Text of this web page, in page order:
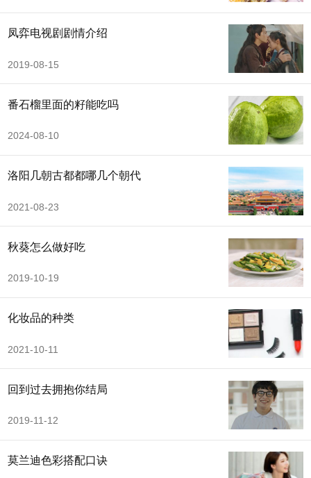
凤弈电视剧剧情介绍
2019-08-15
番石榴里面的籽能吃吗
2024-08-10
洛阳几朝古都都哪几个朝代
2021-08-23
秋葵怎么做好吃
2019-10-19
化妆品的种类
2021-10-11
回到过去拥抱你结局
2019-11-12
莫兰迪色彩搭配口诀